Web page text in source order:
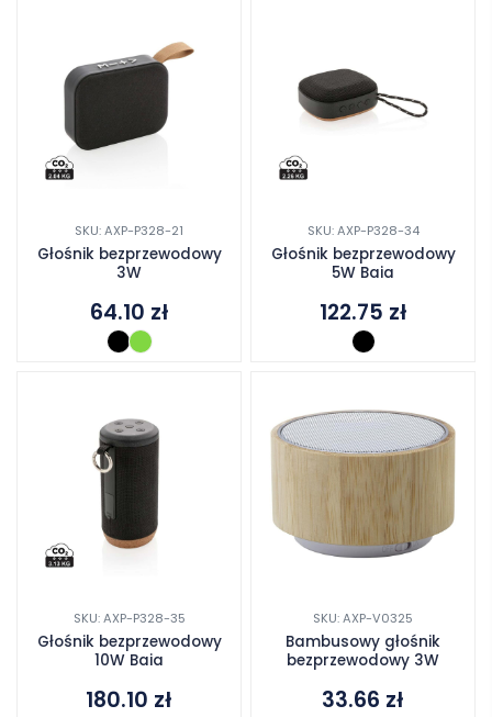
SKU: AXP-P328-21
Głośnik bezprzewodowy
3W
64.10 zł
SKU: AXP-P328-34
Głośnik bezprzewodowy
5W Baia
122.75 zł
SKU: AXP-P328-35
Głośnik bezprzewodowy
10W Baia
180.10 zł
SKU: AXP-V0325
Bambusowy głośnik
bezprzewodowy 3W
33.66 zł